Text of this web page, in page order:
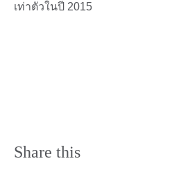
เท่าตัวในปี 2015
Share this